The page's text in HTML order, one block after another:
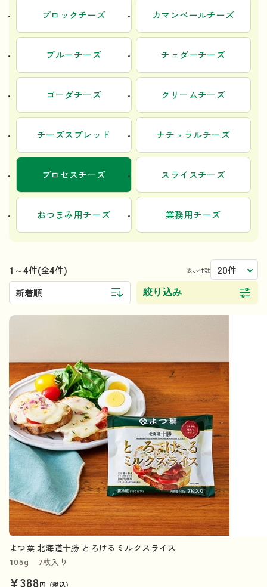
ブロックチーズ カマンベールチーズ
ブルーチーズ チェダーチーズ
ゴーダチーズ クリームチーズ
チーズスプレッド ナチュラルチーズ
プロセスチーズ スライスチーズ
おつまみ用チーズ 業務用チーズ
1～4件(全4件) 表示件数 20件
新着順 絞り込み
よつ葉 北海道十勝 とろけるミルクスライス
105g 7枚入り
¥388円（税込）